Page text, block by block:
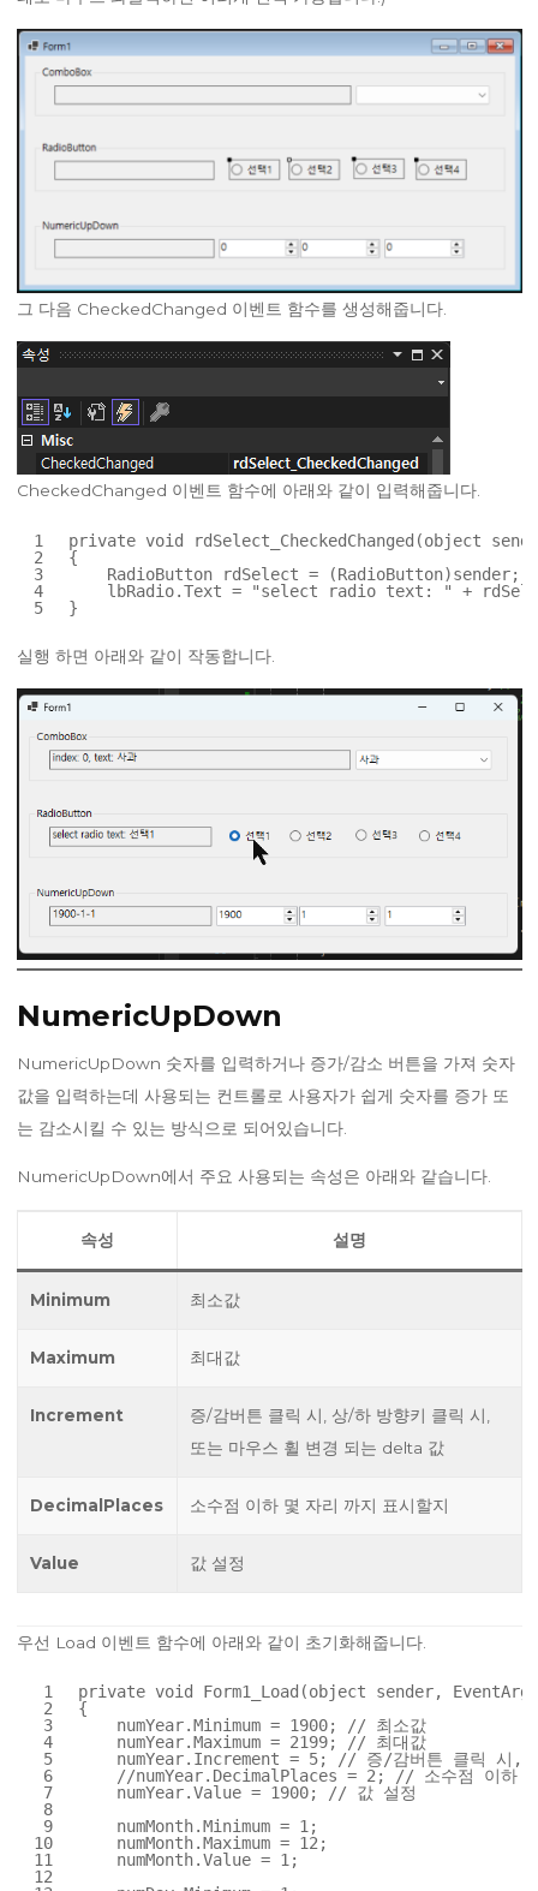
그 다음 CheckedChanged 이벤트 함수를 생성해줍니다.
CheckedChanged 이벤트 함수에 아래와 같이 입력해줍니다.
1
2
3
4
5
private void rdSelect_CheckedChanged(object
{
RadioButton rdSelect = (RadioButton)sender;
lbRadio.Text =
"select radio text: "
+
}
실행 하면 아래와 같이 작동합니다.
NumericUpDown
NumericUpDown 숫자를 입력하거나 증가/감소 버튼을 가져 숫자
값을 입력하는데 사용되는 컨트롤로 사용자가 쉽게 숫자를 증가 또
는 감소시킬 수 있는 방식으로 되어있습니다.
NumericUpDown에서 주요 사용되는 속성은 아래와 같습니다.
속성 설명
Minimum 최소값
Maximum 최대값
Increment
증/감버튼 클릭 시, 상/하 방향키 클릭 시,
또는 마우스 휠 변경 되는 delta 값
DecimalPlaces 소수점 이하 몇 자리 까지 표시할지
Value 값 설정
우선 Load 이벤트 함수에 아래와 같이 초기화해줍니다.
1
2
3
4
5
6
7
8
9
10
11
12
private void Form1_Load(object
sender,
{
numYear.Minimum = 1900;
// 최소값
numYear.Maximum = 2199;
// 최대값
numYear.Increment = 5;
// 증/감버튼 클릭 시,
//numYear.DecimalPlaces = 2; // 소수점 이하
numYear.Value = 1900;
// 값 설정
numMonth.Minimum = 1;
numMonth.Maximum = 12;
numMonth.Value = 1;